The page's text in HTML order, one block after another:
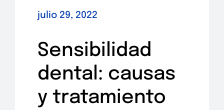
julio 29, 2022
Sensibilidad
dental: causas
y tratamiento